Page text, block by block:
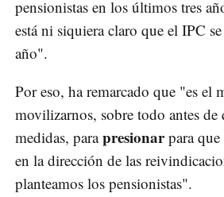
pensionistas en los últimos tres
está ni siquiera claro que el IPC
año".
Por eso, ha remarcado que "es el
movilizarnos, sobre todo antes de
medidas, parapresionarpara que
en la dirección de las
planteamos los pensionistas".